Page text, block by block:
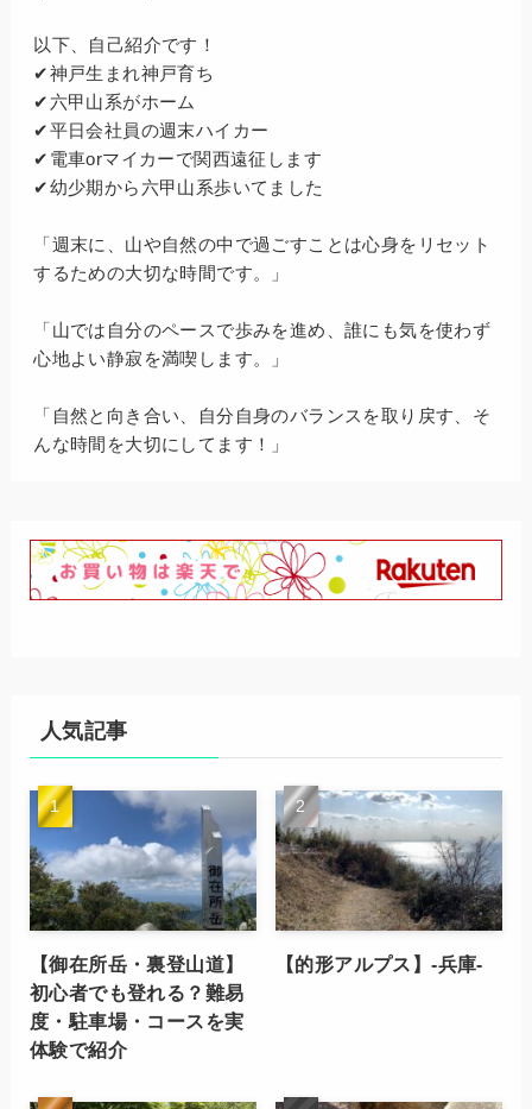
以下、自己紹介です！
✔神戸生まれ神戸育ち
✔六甲山系がホーム
✔平日会社員の週末ハイカー
✔電車orマイカーで関西遠征します
✔幼少期から六甲山系歩いてました
「週末に、山や自然の中で過ごすことは心身をリセット
するための大切な時間です。」
「山では自分のペースで歩みを進め、誰にも気を使わず
心地よい静寂を満喫します。」
「自然と向き合い、自分自身のバランスを取り戻す、そ
んな時間を大切にしてます！」
人気記事
【御在所岳・裏登山道】
初心者でも登れる？難易
度・駐車場・コースを実
体験で紹介
【的形アルプス】-兵庫-